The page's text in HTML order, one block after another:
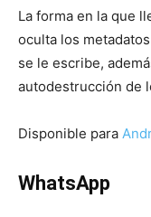
La forma en la que
oculta los
se le escribe,
autodestrucción de
Disponible para
WhatsApp